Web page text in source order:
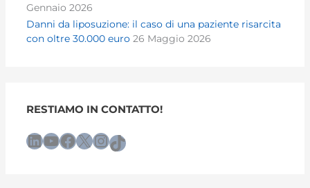
Gennaio 2026
Danni da liposuzione: il caso di una paziente risarcita
con oltre 30.000 euro 26 Maggio 2026
RESTIAMO IN CONTATTO!
LinkedIn YouTube Facebook X InstagramTikTok